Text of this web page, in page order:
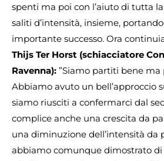
spenti ma poi con l’aiuto di tutta
saliti d’intensità, insieme,
importante successo. Ora
Thijs Ter Horst (schiacciatore
Ravenna): ”Siamo partiti bene ma
Abbiamo avuto un bell’approccio
siamo riusciti a confermarci dal
complice anche una crescita da
una diminuzione dell’intensità da
abbiamo comunque dimostrato di